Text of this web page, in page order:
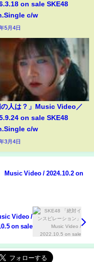
on sale SKE48
c/w
5月4日
の人は？」Music Video／
on sale SKE48
c/w
3月4日
Music Video / 2024.10.2 on
Video /
on sale